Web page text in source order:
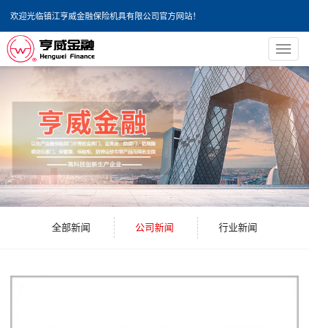
欢迎光临镇江亨威金融保险机具有限公司官方网站！
导
航
菜
单
全部新闻 公司新闻 行业新闻
10